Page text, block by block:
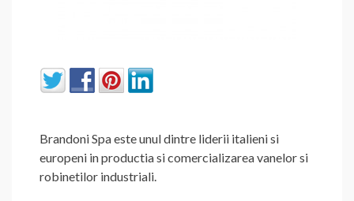
Brandoni Spa este unul dintre liderii italieni si
europeni in productia si comercializarea vanelor si
robinetilor industriali.